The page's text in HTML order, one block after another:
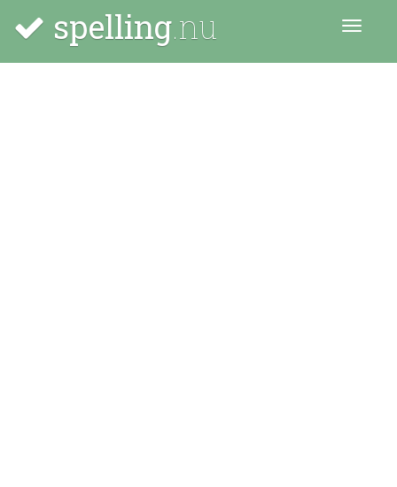
spelling.nu Menu